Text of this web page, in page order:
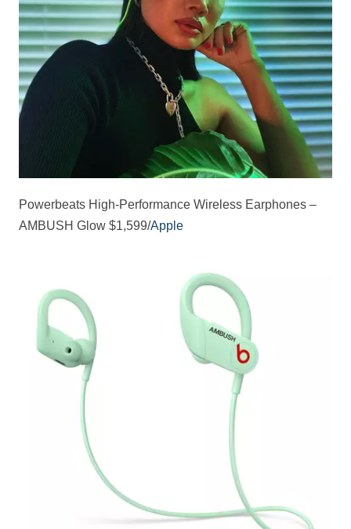
Powerbeats High-Performance Wireless Earphones –
AMBUSH Glow $1,599/Apple